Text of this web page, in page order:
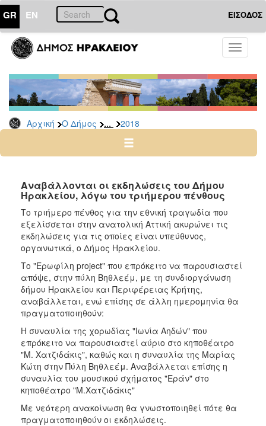
GR EN ΕΙΣΟΔΟΣ
Toggle
Αρχική Ο Δήμος ... 2018
ΔΗΜΟΣ
Δελτία
Τύπου
Αρχείο
2026
2024
2022
2021
2020
2019
2018
2017
2016
2015
2013
2012
2011
2010
2006
Αναβάλλονται οι εκδηλώσεις του Δήμου
Ηρακλείου, λόγω του τριήμερου πένθους
Το τριήμερο πένθος για την εθνική τραγωδία που
εξελίσσεται στην ανατολική Αττική ακυρώνει τις
εκδηλώσεις για τις οποίες είναι υπεύθυνος,
οργανωτικά, ο Δήμος Ηρακλείου.
Το "Ερωφίλη project" που επρόκειτο να παρουσιαστεί
απόψε, στην πύλη Βηθλεέμ, με τη συνδιοργάνωση
δήμου Ηρακλείου και Περιφέρειας Κρήτης,
αναβάλλεται, ενώ επίσης σε άλλη ημερομηνία θα
πραγματοποιηθούν:
Η συναυλία της χορωδίας "Ιωνία Αηδών" που
επρόκειτο να παρουσιαστεί αύριο στο κηποθέατρο
"Μ. Χατζιδάκις", καθώς και η συναυλία της Μαρίας
Κώτη στην Πύλη Βηθλεέμ. Αναβάλλεται επίσης η
συναυλία του μουσικού σχήματος "Εράν" στο
κηποθέατρο "Μ.Χατζιδάκις"
Με νεότερη ανακοίνωση θα γνωστοποιηθεί πότε θα
πραγματοποιηθούν οι εκδηλώσεις.